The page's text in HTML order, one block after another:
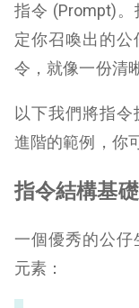
指令 (Prompt)
定你召喚出的
令，就像一份清
以下我們將指
進階的範例，你
指令結構基
一個優秀的公
元素：